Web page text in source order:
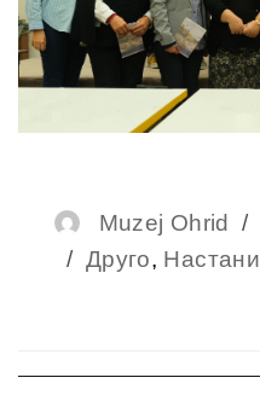
Author
Muzej Ohrid
Categories
Друго, Настани